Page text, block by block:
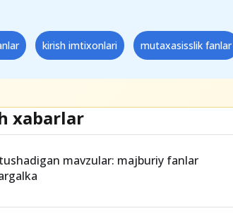
kirish imtixonlari mutaxasisslik fanlar
xabarlar
mavzular: majburiy fanlar